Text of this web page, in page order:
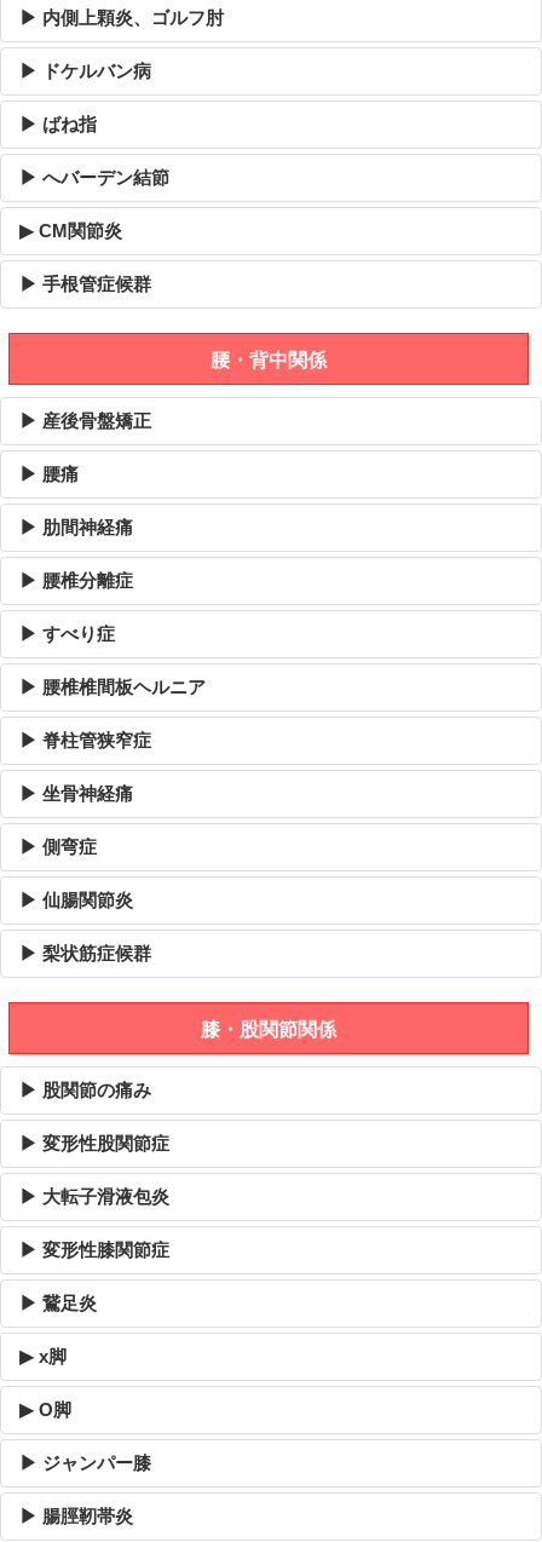
▶ 内側上顆炎、ゴルフ肘
▶ ドケルバン病
▶ ばね指
▶ へバーデン結節
▶ CM関節炎
▶ 手根管症候群
腰・背中関係
▶ 産後骨盤矯正
▶ 腰痛
▶ 肋間神経痛
▶ 腰椎分離症
▶ すべり症
▶ 腰椎椎間板ヘルニア
▶ 脊柱管狭窄症
▶ 坐骨神経痛
▶ 側弯症
▶ 仙腸関節炎
▶ 梨状筋症候群
膝・股関節関係
▶ 股関節の痛み
▶ 変形性股関節症
▶ 大転子滑液包炎
▶ 変形性膝関節症
▶ 鵞足炎
▶ x脚
▶ O脚
▶ ジャンパー膝
▶ 腸脛靭帯炎